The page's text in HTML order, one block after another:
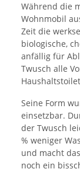
Während die
Wohnmobil
Zeit die
biologische,
anfällig für
Twusch alle
Seine Form
einsetzbar.
der Twusch
% weniger
und macht
noch ein